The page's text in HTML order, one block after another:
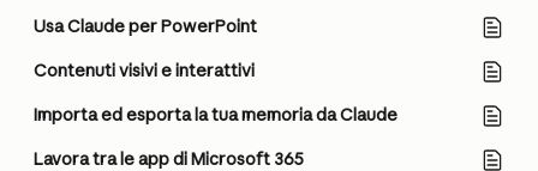
Usa Claude per PowerPoint
Contenuti visivi e interattivi
Importa ed esporta la tua memoria da Claude
Lavora tra le app di Microsoft 365